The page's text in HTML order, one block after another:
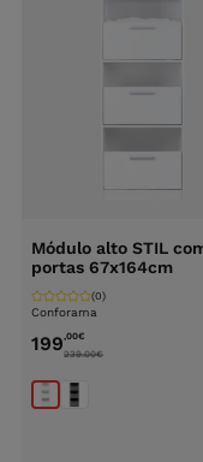
Módulo alto STIL
portas 67x164cm
Conforama
(0)
199,00€
239.00€